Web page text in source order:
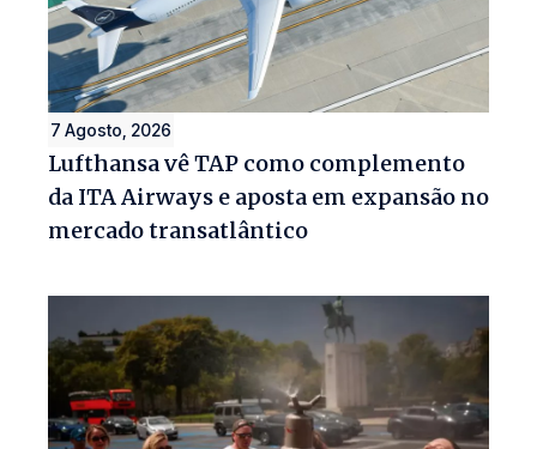
7 Agosto, 2026
Lufthansa vê TAP como complemento
da ITA Airways e aposta em expansão no
mercado transatlântico